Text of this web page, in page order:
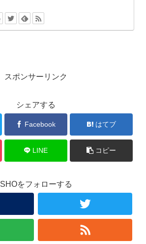
スポンサーリンク
シェアする
Facebook はてブ
LINE コピー
SHOをフォローする